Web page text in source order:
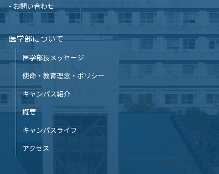
お問い合わせ
医学部について
医学部長メッセージ
使命・教育理念・ポリシー
キャンパス紹介
概要
キャンパスライフ
アクセス